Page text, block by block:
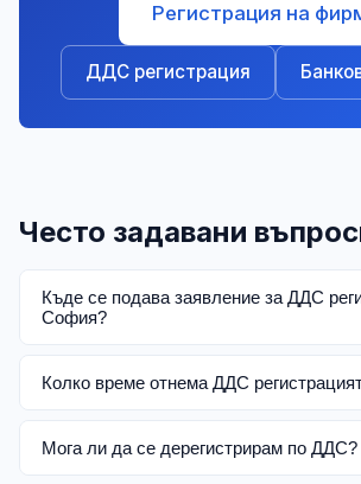
Регистрация на
ДДС регистрация
Често задавани
Къде се подава заявление за ДДС
София?
Колко време отнема ДДС
Мога ли да се дерегистрирам по ДДС?